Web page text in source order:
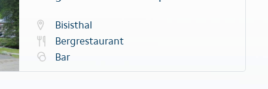
Bisisthal
Bergrestaurant
Bar